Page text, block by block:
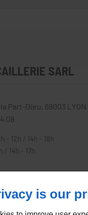
SARL
Part-Dieu, 69003
LYON
08
08h - 12h / 14h - 18h
/ 14h - 17h
is our